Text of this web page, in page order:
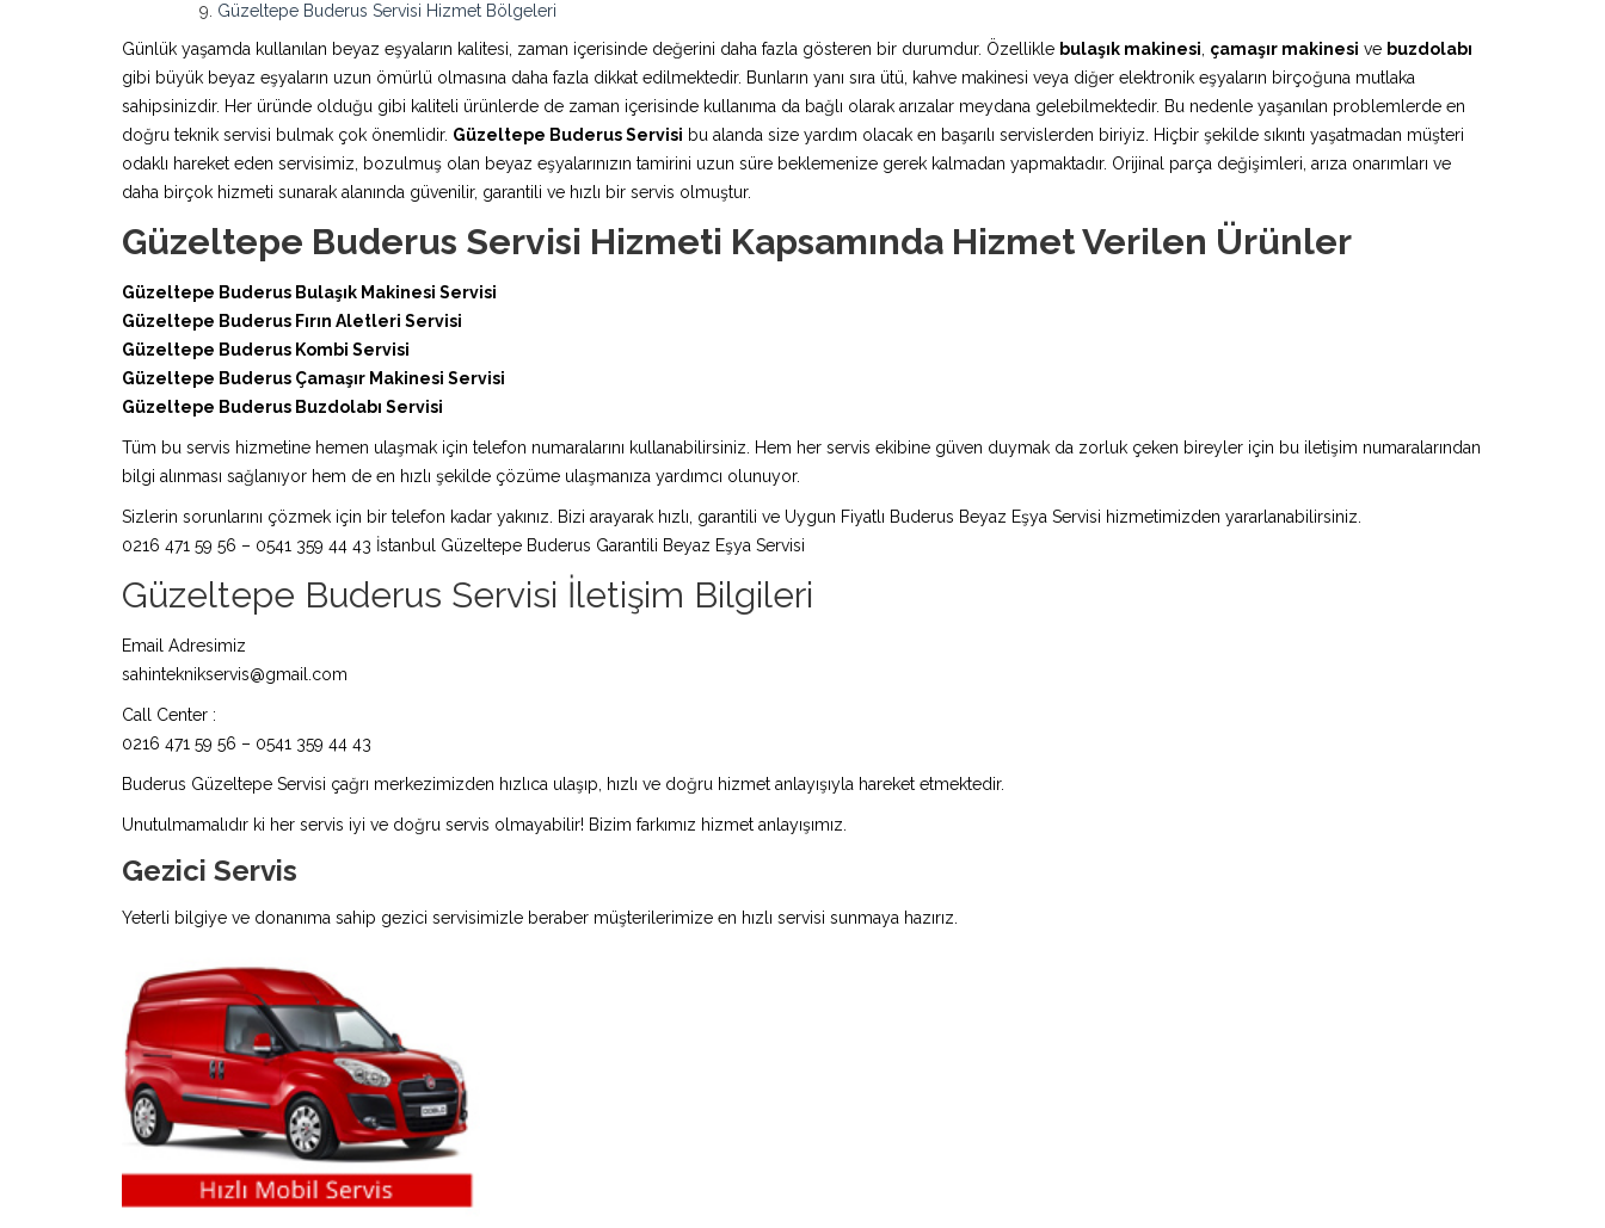
Güzeltepe Buderus Servisi Hizmet Bölgeleri
Günlük yaşamda kullanılan beyaz eşyaların kalitesi, zaman içerisinde değerini daha fazla gösteren bir durumdur. Özellikle bulaşık makinesi çamaşır makinesi ve buzdolabı
gibi büyük beyaz eşyaların uzun ömürlü olmasına daha fazla dikkat edilmektedir. Bunların yanı sıra ütü, kahve makinesi veya diğer elektronik eşyaların birçoğuna mutlaka
sahipsinizdir. Her üründe olduğu gibi kaliteli ürünlerde de zaman içerisinde kullanıma da bağlı olarak arızalar meydana gelebilmektedir. Bu nedenle yaşanılan problemlerde en
doğru teknik servisi bulmak çok önemlidir. Güzeltepe Buderus Servisi bu alanda size yardım olacak en başarılı servislerden biriyiz. Hiçbir şekilde sıkıntı yaşatmadan müşteri
odaklı hareket eden servisimiz, bozulmuş olan beyaz eşyalarınızın tamirini uzun süre beklemenize gerek kalmadan yapmaktadır. Orijinal parça değişimleri, arıza onarımları ve
daha birçok hizmeti sunarak alanında güvenilir, garantili ve hızlı bir servis olmuştur.
Güzeltepe Buderus Servisi Hizmeti Kapsamında Hizmet Verilen Ürünler
Güzeltepe Buderus Bulaşık Makinesi Servisi
Güzeltepe Buderus Fırın Aletleri Servisi
Güzeltepe Buderus Kombi Servisi
Güzeltepe Buderus Çamaşır Makinesi Servisi
Güzeltepe Buderus Buzdolabı Servisi
Tüm bu servis hizmetine hemen ulaşmak için telefon numaralarını kullanabilirsiniz. Hem her servis ekibine güven duymak da zorluk çeken bireyler için bu iletişim numaralarından
bilgi alınması sağlanıyor hem de en hızlı şekilde çözüme ulaşmanıza yardımcı olunuyor.
Sizlerin sorunlarını çözmek için bir telefon kadar yakınız. Bizi arayarak hızlı, garantili ve Uygun Fiyatlı Buderus Beyaz Eşya Servisi hizmetimizden yararlanabilirsiniz.
0216 471 59 56 – 0541 359 44 43 İstanbul Güzeltepe Buderus Garantili Beyaz Eşya Servisi
Güzeltepe Buderus Servisi İletişim Bilgileri
Email Adresimiz
sahinteknikservis@gmail.com
Call Center :
0216 471 59 56 – 0541 359 44 43
Buderus Güzeltepe Servisi çağrı merkezimizden hızlıca ulaşıp, hızlı ve doğru hizmet anlayışıyla hareket etmektedir.
Unutulmamalıdır ki her servis iyi ve doğru servis olmayabilir! Bizim farkımız hizmet anlayışımız.
Gezici Servis
Yeterli bilgiye ve donanıma sahip gezici servisimizle beraber müşterilerimize en hızlı servisi sunmaya hazırız.